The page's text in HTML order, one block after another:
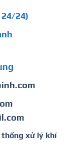
24)
xử lý khí